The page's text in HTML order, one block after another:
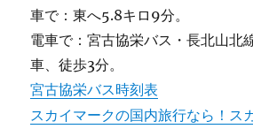
車で：東へ5.8キロ9分。
電車で：宮古協栄バス・長北山北
車、徒歩3分。
宮古協栄バス時刻表
スカイマークの国内旅行なら！ス